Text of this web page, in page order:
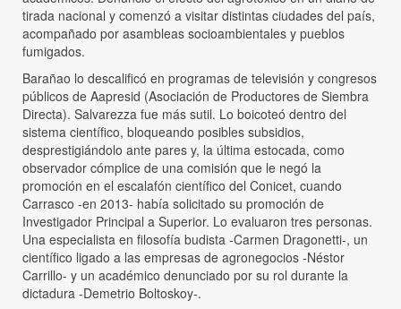
tirada nacional y comenzó a visitar distintas ciudades del país,
acompañado por asambleas socioambientales y pueblos
fumigados.
Barañao lo descalificó en programas de televisión y congresos
públicos de Aapresid (Asociación de Productores de Siembra
Directa). Salvarezza fue más sutil. Lo boicoteó dentro del
sistema científico, bloqueando posibles subsidios,
desprestigiándolo ante pares y, la última estocada, como
observador cómplice de una comisión que le negó la
promoción en el escalafón científico del Conicet, cuando
Carrasco -en 2013- había solicitado su promoción de
Investigador Principal a Superior. Lo evaluaron tres personas.
Una especialista en filosofía budista -Carmen Dragonetti-, un
científico ligado a las empresas de agronegocios -Néstor
Carrillo- y un académico denunciado por su rol durante la
dictadura -Demetrio Boltoskoy-.